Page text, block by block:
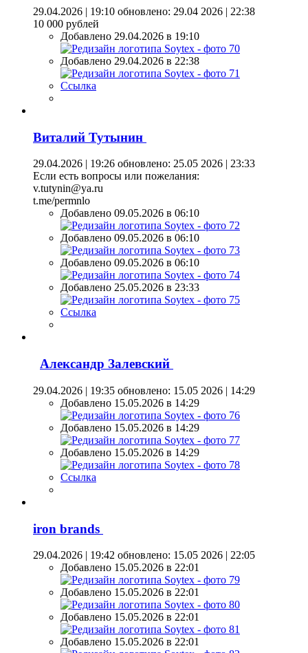
29.04.2026 | 19:10 обновлено: 29.04 2026 | 22:38
10 000 рублей
Добавлено 29.04.2026 в 19:10
Добавлено 29.04.2026 в 22:38
Ссылка
Виталий Тутынин
29.04.2026 | 19:26 обновлено: 25.05 2026 | 23:33
Если есть вопросы или пожелания:
v.tutynin@ya.ru
t.me/permnlo
Добавлено 09.05.2026 в 06:10
Добавлено 09.05.2026 в 06:10
Добавлено 09.05.2026 в 06:10
Добавлено 25.05.2026 в 23:33
Ссылка
Александр Залевский
29.04.2026 | 19:35 обновлено: 15.05 2026 | 14:29
Добавлено 15.05.2026 в 14:29
Добавлено 15.05.2026 в 14:29
Добавлено 15.05.2026 в 14:29
Ссылка
iron brands
29.04.2026 | 19:42 обновлено: 15.05 2026 | 22:05
Добавлено 15.05.2026 в 22:01
Добавлено 15.05.2026 в 22:01
Добавлено 15.05.2026 в 22:01
Добавлено 15.05.2026 в 22:01